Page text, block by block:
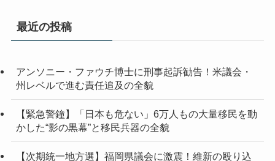
イ
最近の投稿
アンソニー・ファウチ博士に刑事起訴勧告！米議会・
州レベルで進む責任追及の全貌
【緊急警鐘】「日本も危ない」6万人もの大量移民を動
かした“影の黒幕”と移民兵器の全貌
【次期統一地方選】福岡県議会に激震！維新の殴り込